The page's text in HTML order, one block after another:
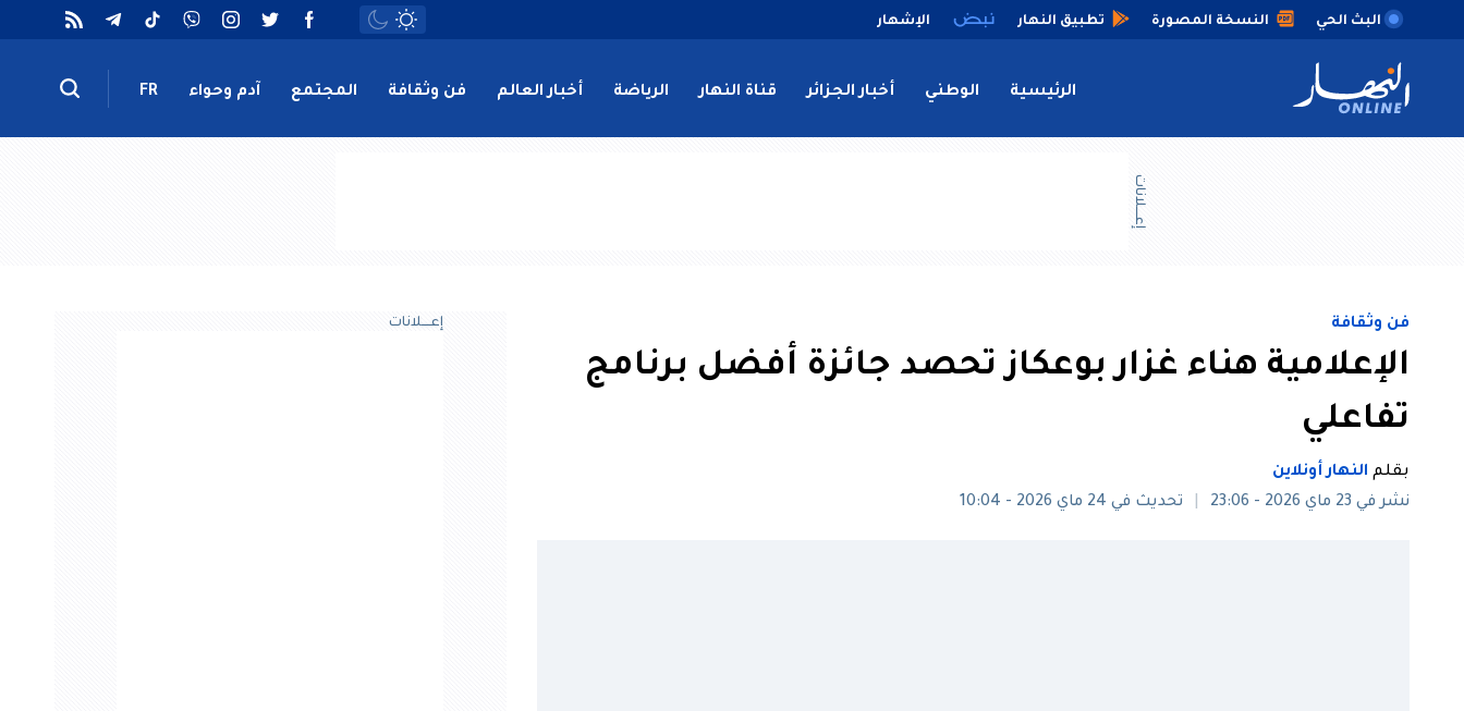
البث الحي النسخة المصورة تطبيق النهار الإشهار
الرئيسية الوطني أخبار الجزائر قناة النهار الرياضة أخبار العالم فن وثقافة المجتمع آدم وحواء FR
إعــــلانات
فن وثقافة
الإعلامية هناء غزار بوعكاز تحصد جائزة أفضل برنامج
تفاعلي
بقلم النهار أونلاين
نشر في 23 ماي 2026 - 23:06
تحديث في 24 ماي 2026 - 10:04
إعــــلانات